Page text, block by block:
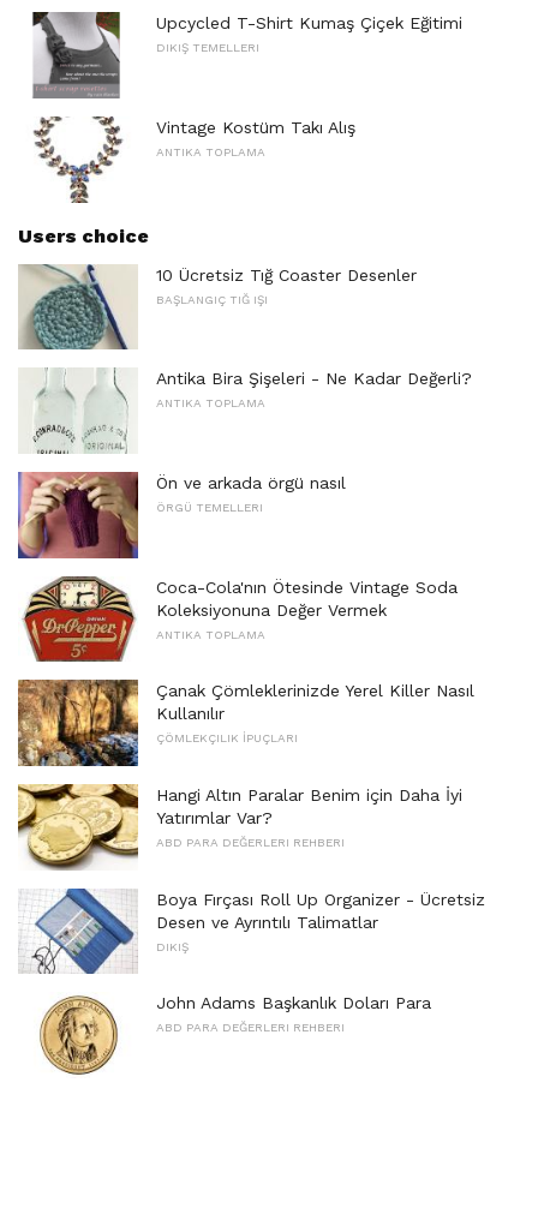
Upcycled T-Shirt Kumaş Çiçek Eğitimi
DIKIŞ TEMELLERI
Vintage Kostüm Takı Alış
ANTIKA TOPLAMA
Users choice
10 Ücretsiz Tığ Coaster Desenler
BAŞLANGIÇ ​​TIĞ IŞI
Antika Bira Şişeleri - Ne Kadar Değerli?
ANTIKA TOPLAMA
Ön ve arkada örgü nasıl
ÖRGÜ TEMELLERI
Coca-Cola'nın Ötesinde Vintage Soda
Koleksiyonuna Değer Vermek
ANTIKA TOPLAMA
Çanak Çömleklerinizde Yerel Killer Nasıl
Kullanılır
ÇÖMLEKÇILIK İPUÇLARI
Hangi Altın Paralar Benim için Daha İyi
Yatırımlar Var?
ABD PARA DEĞERLERI REHBERI
Boya Fırçası Roll Up Organizer - Ücretsiz
Desen ve Ayrıntılı Talimatlar
DIKIŞ
John Adams Başkanlık Doları Para
ABD PARA DEĞERLERI REHBERI